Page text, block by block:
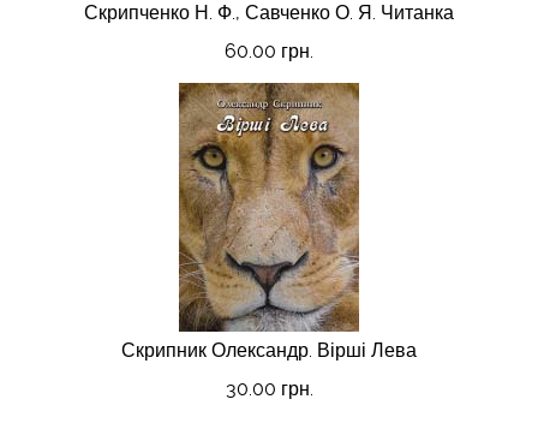
Скрипченко Н. Ф., Савченко О. Я. Читанка
60.00 грн.
Скрипник Олександр. Вірші Лева
30.00 грн.